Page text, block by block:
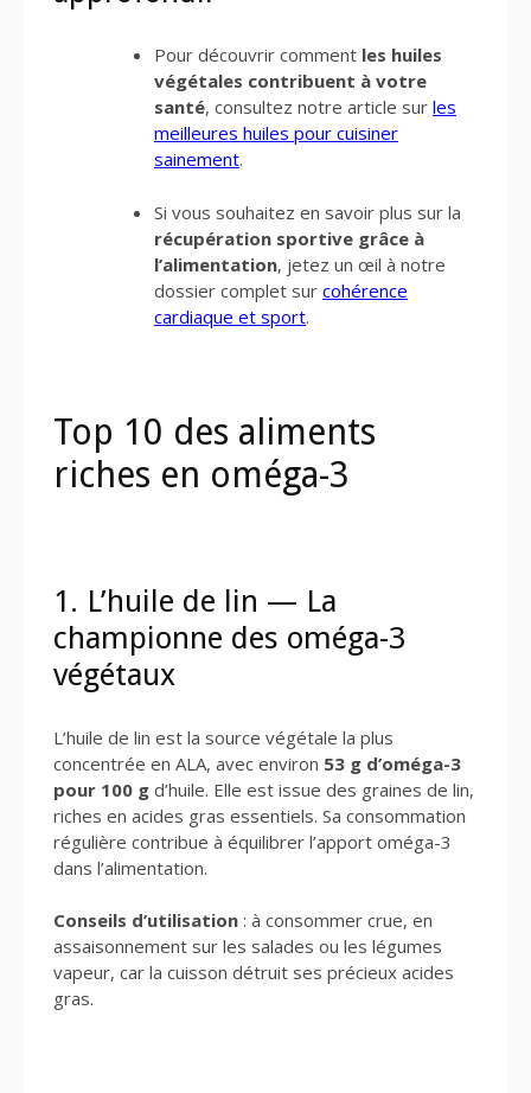
Pour découvrir comment les huiles
végétales contribuent à votre
santé, consultez notre article sur les
meilleures huiles pour cuisiner
sainement.
Si vous souhaitez en savoir plus sur la
récupération sportive grâce à
l’alimentation, jetez un œil à notre
dossier complet sur cohérence
cardiaque et sport.
Top 10 des aliments
riches en oméga-3
1. L’huile de lin — La
championne des oméga-3
végétaux
L’huile de lin est la source végétale la plus
concentrée en ALA, avec environ 53 g d’oméga-3
pour 100 g d’huile. Elle est issue des graines de lin,
riches en acides gras essentiels. Sa consommation
régulière contribue à équilibrer l’apport oméga-3
dans l’alimentation.
Conseils d’utilisation : à consommer crue, en
assaisonnement sur les salades ou les légumes
vapeur, car la cuisson détruit ses précieux acides
gras.